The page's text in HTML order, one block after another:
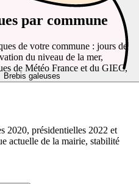
Brebis galeuses
par commune
de votre commune : jours de
du niveau de la mer,
de Météo France et du GIEC,
2020, présidentielles 2022 et
actuelle de la mairie, stabilité